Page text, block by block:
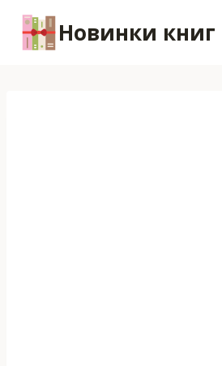
содержимому
Новинки книг